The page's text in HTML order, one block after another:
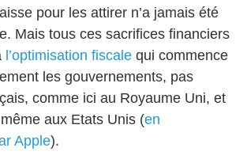
pour les attirer n’a jamais été
Mais tous ces sacrifices financiers
l’optimisation fiscale qui commence
les gouvernements, pas
comme ici au Royaume Uni, et
aux Etats Unis (en
Apple).